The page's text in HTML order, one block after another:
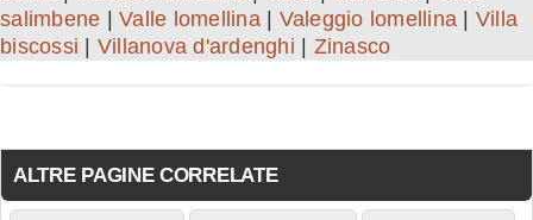
salimbene
Valle lomellina| Valeggio lomellina
Villa
biscossi
Villanova d'ardenghi Zinasco
ALTRE PAGINE CORRELATE